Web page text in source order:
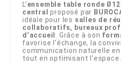
L’ensemble table ronde
central
proposé par
idéale pour les salles de
collaboratifs, bureaux
d’accueil
. Grâce à son
favorise l’échange, la
communication naturelle
tout en optimisant l’espace.